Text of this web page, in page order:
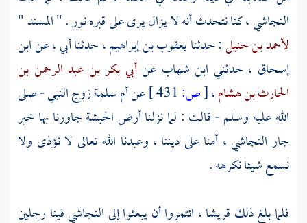
النجاشي، كنا نتحدث أنه لا يزال يرى على قبره نور . " المسند "
لأحمد بن حنبل: حدثنايعقوب بن إبراهيم، حدثنا أبي ، عنابن
إسحاق ، حدثني ابن شهاب عنأبي بكر بن عبد الرحمن بن
الحارث بن هشام،[ص: عنأم سلمةزوج النبي - صلى
الله عليه وسلم - قالت : لما نزلنا أرضالحبشةجاورنا بها خير
جار النجاشي، أمنا على ديننا ، وعبدنا الله تعالى لا نؤذى ولا
نسمع شيئا نكرهه .
فلما بلغ ذلك قريشا، ائتمروا أن يبعثوا إلىالنجاشيفينا رجلين